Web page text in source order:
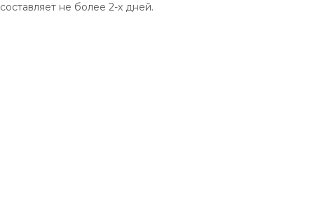
не более 2-х дней.